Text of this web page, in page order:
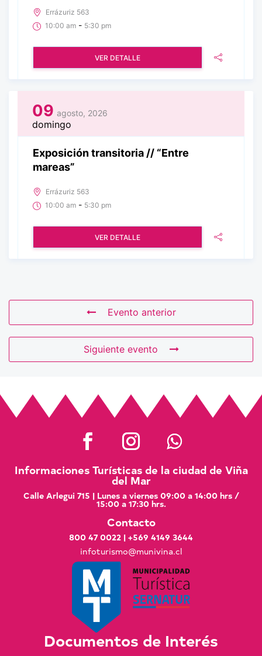
Errázuriz 563
10:00 am - 5:30 pm
VER DETALLE
09 agosto, 2026
domingo
Exposición transitoria // “Entre
mareas”
Errázuriz 563
10:00 am - 5:30 pm
VER DETALLE
Evento anterior
Siguiente evento
Informaciones Turísticas de la ciudad de Viña
del Mar
Calle Arlegui 715 | Lunes a viernes 09:00 a 14:00 hrs /
15:00 a 17:30 hrs.
Contacto
800 47 0022 | +569 4149 3644
infoturismo@munivina.cl
Documentos de Interés